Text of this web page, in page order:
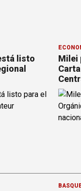
listo
Milei